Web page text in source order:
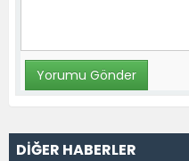
DİĞER HABERLER